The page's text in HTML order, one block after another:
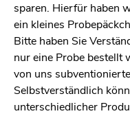
sparen. Hierfür haben
ein kleines
Bitte haben Sie
nur eine Probe bestellt
von uns
Selbstverständlich
unterschiedlicher